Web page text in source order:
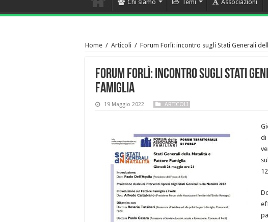
Chi siamo Temi Associazioni
Home / Articoli / Forum Forlì: incontro sugli Stati Generali
Forum Forlì: incontro sugli Stati
Famiglia
19 Maggio 2022 ARTICOLI
di